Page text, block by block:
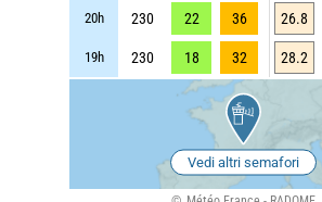
20h 230 22 36 26.8
19h 230 18 32 28.2
Vedi altri semafori